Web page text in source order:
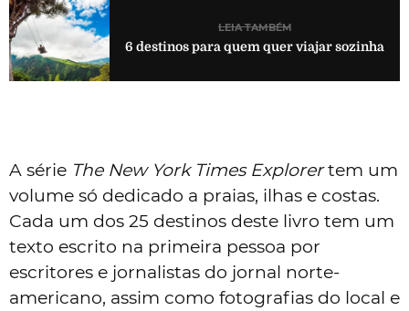
LEIA TAMBÉM
6 destinos para quem quer viajar sozinha
A série The New York Times Explorertem um
volume só dedicado a praias, ilhas e costas.
Cada um dos 25 destinos deste livro tem um
texto escrito na primeira pessoa por
escritores e jornalistas do jornal norte-
americano, assim como fotografias do local e